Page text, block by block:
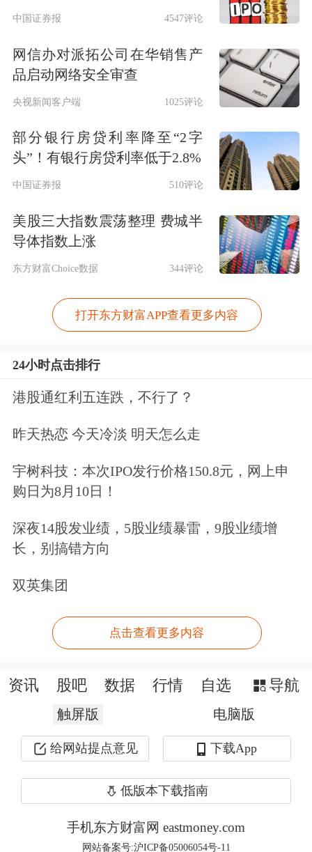
今年迄今为止，全球风投总额达到了
3668亿美元，其中美国市场占比持续攀
升——达到2502亿美元。
初创企业整体环境严峻
OpenAI在本周早些时候宣布股权交易
后，已刷新了全球初创公司估值的“新
高度”。据悉，OpenAI现员工和前员工
出售了价值约66亿美元的股份，买家包
括Thrive Capital、软银集团、Dragoneer
Investment Group、MGX、T. Rowe
Price等。
然而，PitchBook的报告显示，尽管少
数人工智能公司获得了巨额投资，但初
创企业的整体前景正变得更为严峻。
中国证券报 4547评论
网信办对派拓公司在华销售产
品启动网络安全审查
央视新闻客户端 1025评论
部分银行房贷利率降至“2字
头”！有银行房贷利率低于2.8%
中国证券报 510评论
美股三大指数震荡整理 费城半
导体指数上涨
东方财富Choice数据 344评论
打开东方财富APP查看更多内容
24小时点击排行
港股通红利五连跌，不行了？
昨天热恋 今天冷淡 明天怎么走
宇树科技：本次IPO发行价格150.8元，网上申
购日为8月10日！
深夜14股发业绩，5股业绩暴雷，9股业绩增
长，别搞错方向
双英集团
点击查看更多内容
资讯 股吧 数据 行情 自选 导航
触屏版 电脑版
给网站提点意见 下载App
低版本下载指南
手机东方财富网 eastmoney.com
网站备案号:沪ICP备05006054号-11